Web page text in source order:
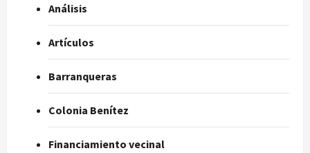
Análisis
Artículos
Barranqueras
Colonia Benítez
Financiamiento vecinal